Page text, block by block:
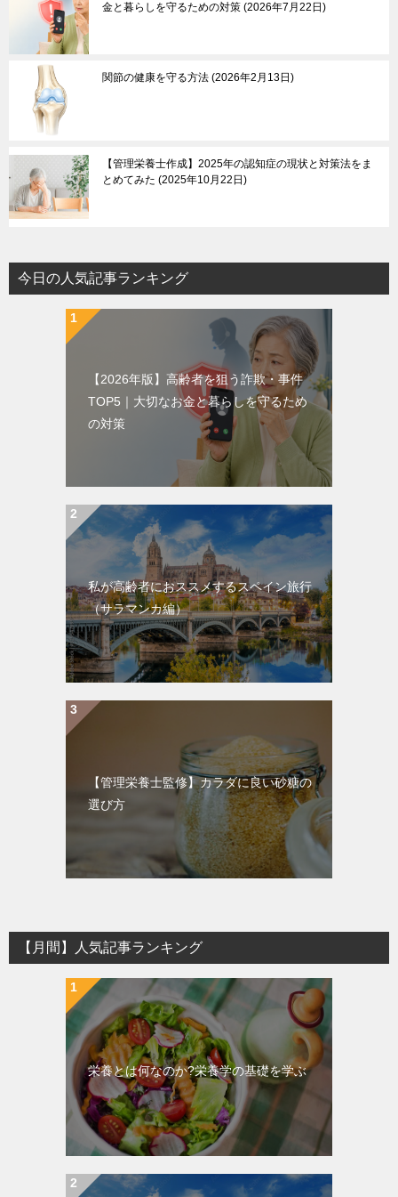
金と暮らしを守るための対策 2026年7月22日
関節の健康を守る方法 2026年2月13日
【管理栄養士作成】2025年の認知症の現状と対策法をま
とめてみた 2025年10月22日
今日の人気記事ランキング
【2026年版】高齢者を狙う詐欺・事件
TOP5｜大切なお金と暮らしを守るため
の対策
私が高齢者におススメするスペイン旅行
（サラマンカ編）
【管理栄養士監修】カラダに良い砂糖の
選び方
【月間】人気記事ランキング
栄養とは何なのか?栄養学の基礎を学ぶ